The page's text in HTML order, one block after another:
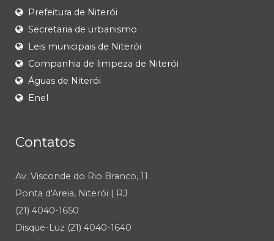
Prefeitura de Niterói
Secretaria de urbanismo
Leis municipais de Niterói
Companhia de limpeza de Niterói
Águas de Niterói
Enel
Contatos
Av. Visconde do Rio Branco, 11
Ponta d'Areia, Niterói | RJ
(21) 4040-1650
Disque-Luz (21) 4040-1640